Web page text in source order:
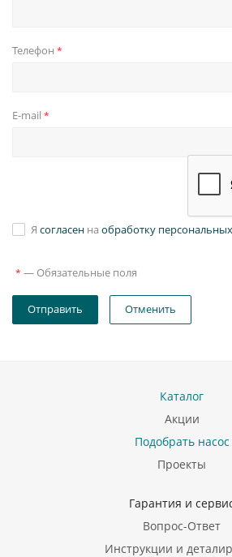
Телефон *
E-mail *
Я согласен на обработку
* — Обязательные поля
Отправить Отменить
Каталог
Акции
Подобрать насос
Проекты
Гарантия и
Вопрос-Ответ
Инструкции и